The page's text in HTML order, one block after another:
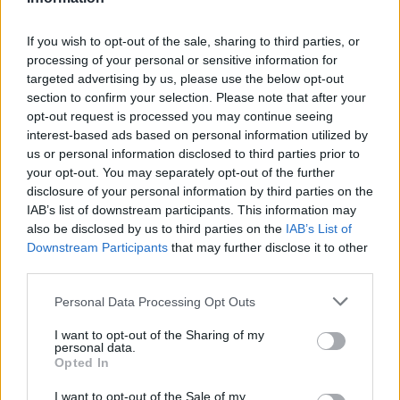
If you wish to opt-out of the sale, sharing to third parties, or
processing of your personal or sensitive information for
targeted advertising by us, please use the below opt-out
section to confirm your selection. Please note that after your
opt-out request is processed you may continue seeing
interest-based ads based on personal information utilized by
us or personal information disclosed to third parties prior to
your opt-out. You may separately opt-out of the further
disclosure of your personal information by third parties on the
IAB’s list of downstream participants. This information may
also be disclosed by us to third parties on the IAB’s List of
Downstream Participants that may further disclose it to other
Personal Data Processing Opt Outs
I want to opt-out of the Sharing of my
personal data.
Opted In
I want to opt-out of the Sale of my
Leggi l'articolo:
I nuovi spazi del liceo Ferraris dedicati a Christian,
Chiara e Giusi: passato, presente e futuro sono memoria
condivisa
ADV